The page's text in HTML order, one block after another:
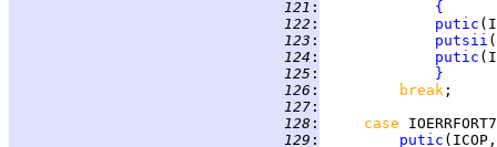
121 :
{
122 :
putic
123 : putsii
124 : putic
125 :
}
126 : break
127 :
128 :
case
129 :
putic